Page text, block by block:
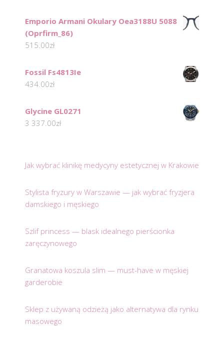
Emporio Armani Okulary Oea3188U 5088
(Oprfirm_86)
515.00zł
Fossil Fs4813Ie
434.00zł
Glycine GL0271
3 337.00zł
Jak wybrać klinikę medycyny estetycznej w Krakowie
Stylista fryzury w Warszawie — jak wybrać fryzjera
damskiego i męskiego
Szlif princess — blask idealnego pierścionka
zaręczynowego
Granatowa koszula slim — must-have w męskiej
garderobie
Sklep z używaną odzieżą jako alternatywa dla rynku
masowego